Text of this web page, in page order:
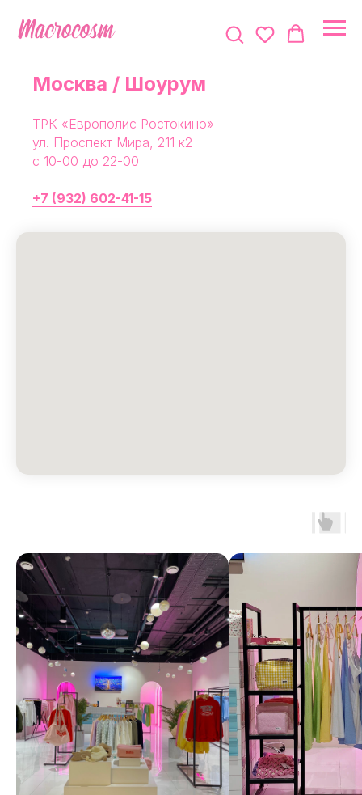
Москва / Шоурум
ТРК «Европолис Ростокино»
ул. Проспект Мира, 211 к2
с 10-00 до 22-00
+7 (932) 602-41-15